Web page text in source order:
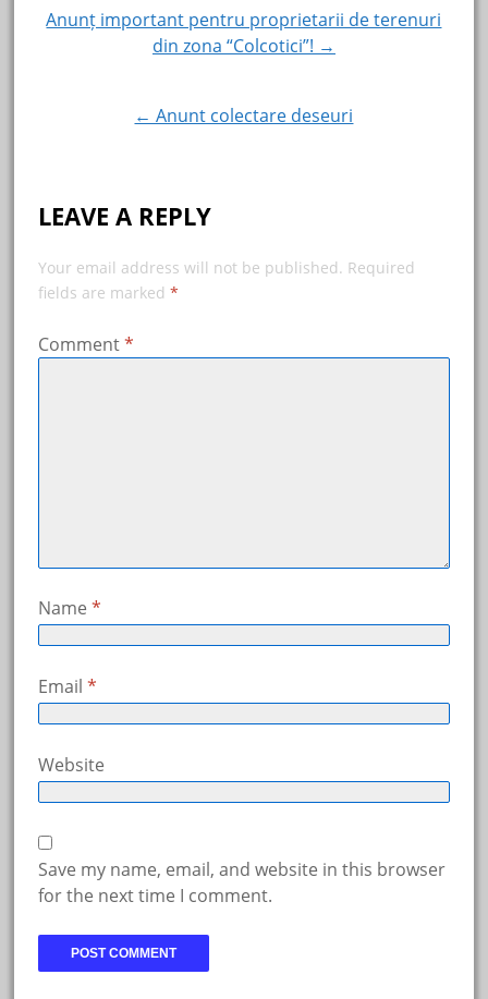
Post
Anunț important pentru proprietarii de terenuri
din zona “Colcotici”! →
← Anunt colectare deseuri
LEAVE A REPLY
Your email address will not be published. Required
fields are marked *
Comment*
Name *
Email *
Website
Save my name, email, and website in this browser
for the next time I comment.